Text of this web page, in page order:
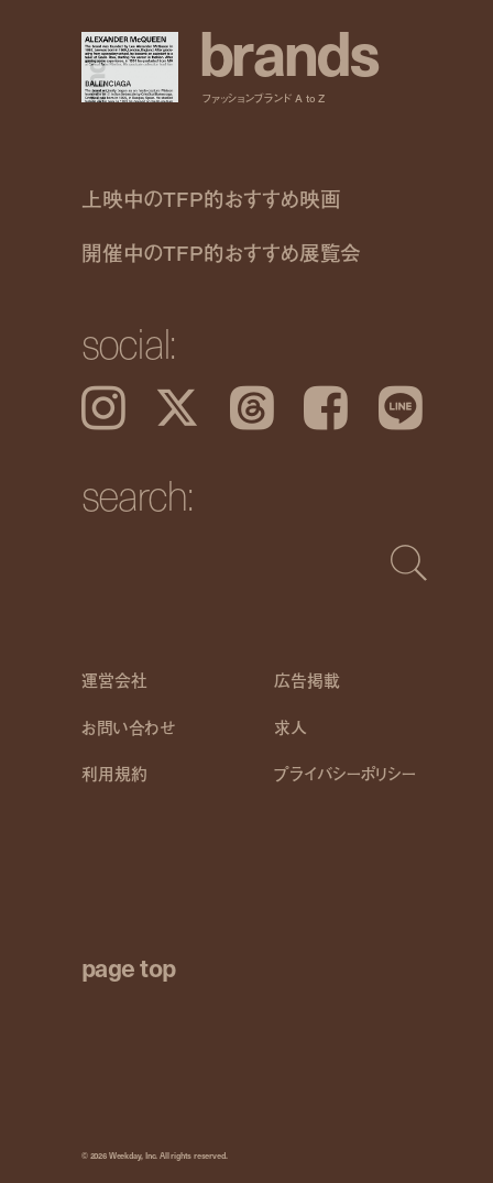
brands
ファッションブランド A to Z
上映中のTFP的おすすめ映画
開催中のTFP的おすすめ展覧会
social:
Instagram 𝕏 Threads Facebook LINE
search:
運営会社
広告掲載
お問い合わせ
求人
利用規約 プライバシーポリシー
page top
© 2026 Weekday, Inc. All rights reserved.